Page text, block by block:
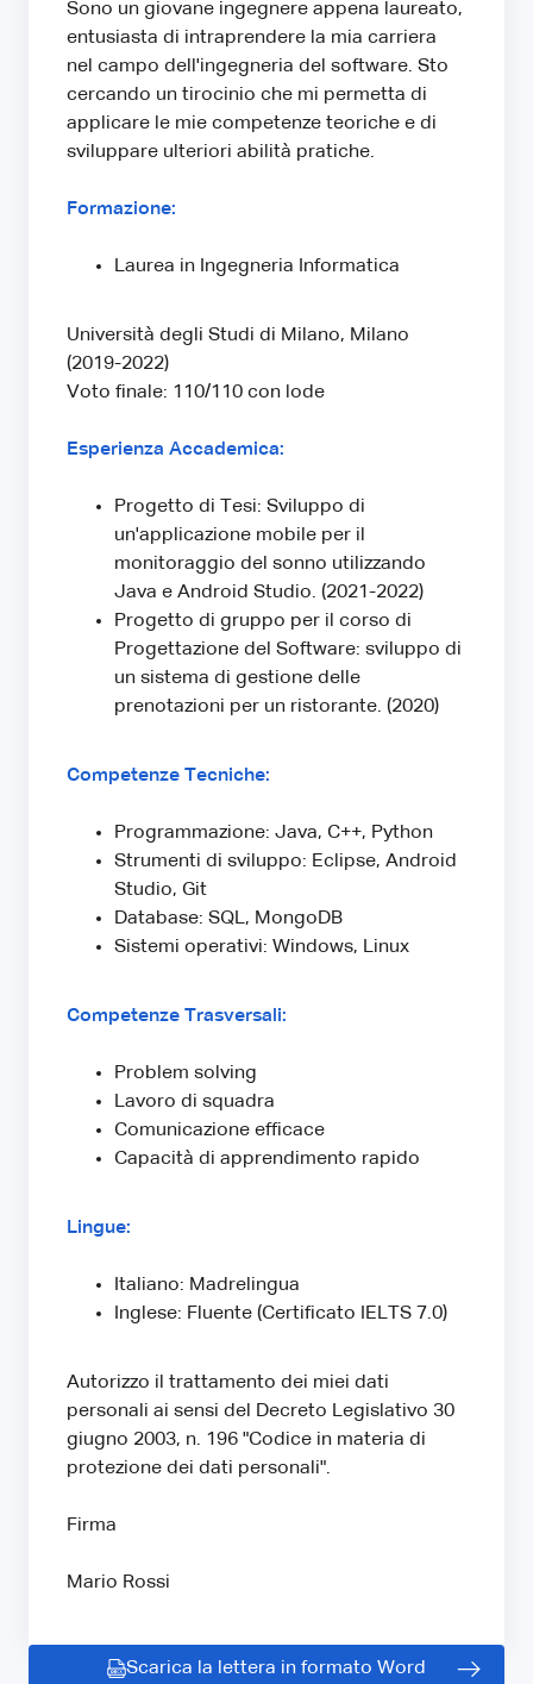
Sono un giovane ingegnere appena laureato,
entusiasta di intraprendere la mia carriera
nel campo dell'ingegneria del software. Sto
cercando un tirocinio che mi permetta di
applicare le mie competenze teoriche e di
sviluppare ulteriori abilità pratiche.
Formazione:
Laurea in Ingegneria Informatica
Università degli Studi di Milano, Milano
(2019-2022)
Voto finale: 110/110 con lode
Esperienza Accademica:
Progetto di Tesi: Sviluppo di
un'applicazione mobile per il
monitoraggio del sonno utilizzando
Java e Android Studio. (2021-2022)
Progetto di gruppo per il corso di
Progettazione del Software: sviluppo di
un sistema di gestione delle
prenotazioni per un ristorante. (2020)
Competenze Tecniche:
Programmazione: Java, C++, Python
Strumenti di sviluppo: Eclipse, Android
Studio, Git
Database: SQL, MongoDB
Sistemi operativi: Windows, Linux
Competenze Trasversali:
Problem solving
Lavoro di squadra
Comunicazione efficace
Capacità di apprendimento rapido
Lingue:
Italiano: Madrelingua
Inglese: Fluente (Certificato IELTS 7.0)
Autorizzo il trattamento dei miei dati
personali ai sensi del Decreto Legislativo 30
giugno 2003, n. 196 "Codice in materia di
protezione dei dati personali".
Firma
Mario Rossi
Scarica la lettera in formato Word